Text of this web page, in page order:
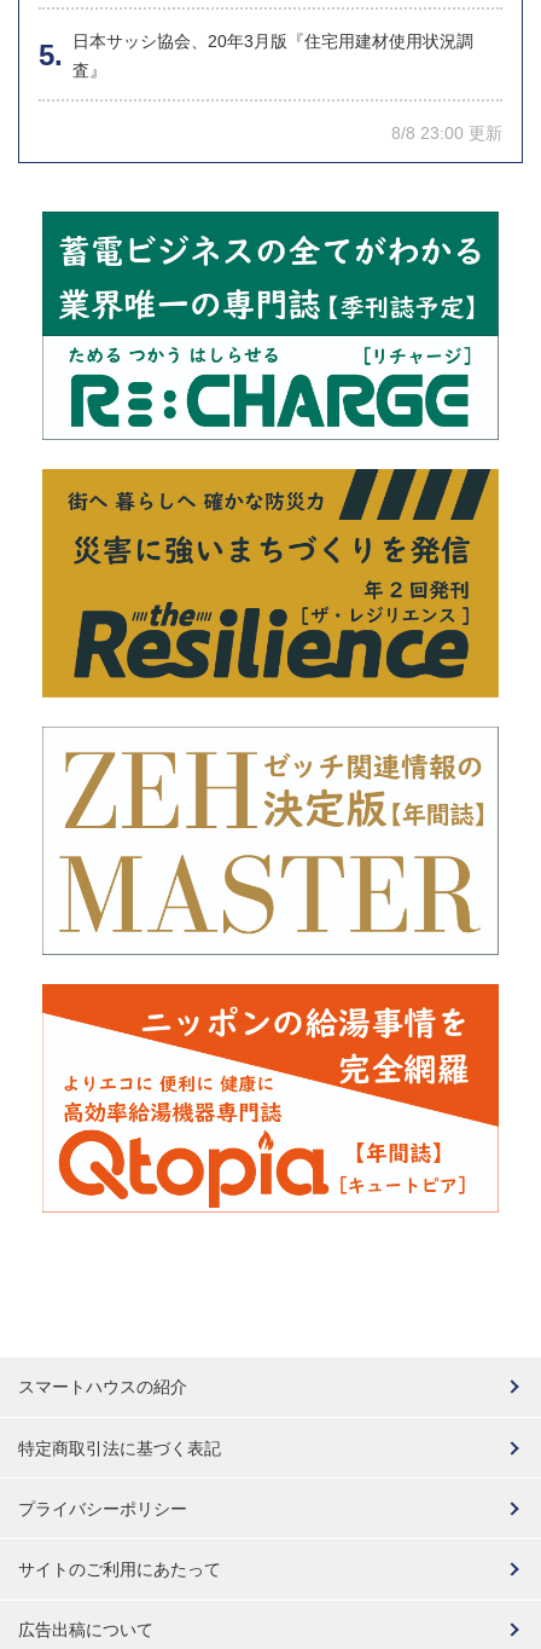
日本サッシ協会、20年3月版『住宅用建材使用状況調
査』
8/8 23:00 更新
スマートハウスの紹介
特定商取引法に基づく表記
プライバシーポリシー
サイトのご利用にあたって
広告出稿について